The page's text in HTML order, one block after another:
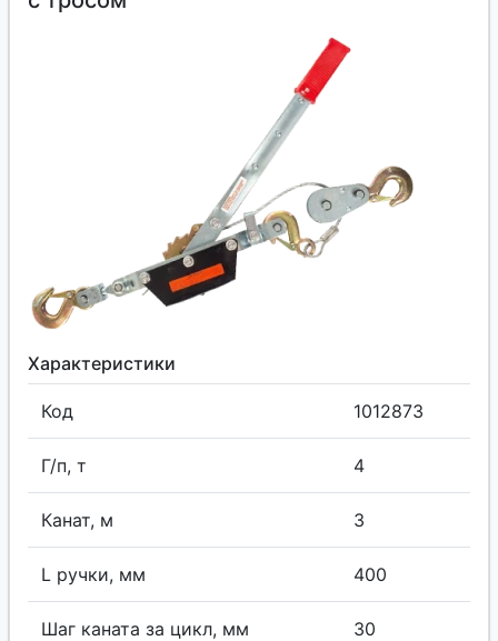
Характеристики
Код 1012873
Г/п, т 4
Канат, м 3
L ручки, мм 400
Шаг каната за цикл, мм 30